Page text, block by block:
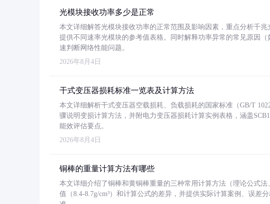
光模块接收功率多少是正常
本文详细解答光模块接收功率的正常范围及影响因素，重点分析千
提供不同速率光模块的参考值表格。同时解释功率异常的常见原因
速判断网络性能问题。
2026年8月4日
干式变压器损耗标准一览表及计算方法
本文详细解析干式变压器空载损耗、负载损耗的国家标准（GB/T
骤说明变损计算方法，并附电力变压器损耗计算实例表格，涵盖
能效评估要点。
2026年8月4日
铜棒的重量计算方法有哪些
本文详细介绍了铜棒和黄铜棒重量的三种常用计算方法（理论公式
值（8.4-8.7g/cm³）和计算公式的差异，并提供实际计算案例、误差